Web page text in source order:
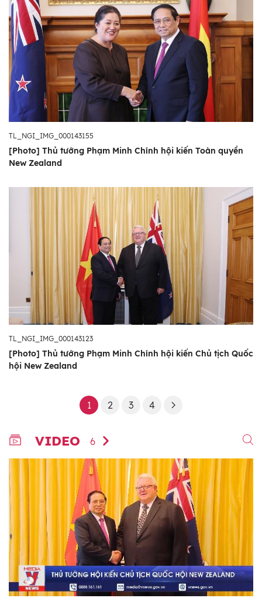
TL_NGI_IMG_000143155
[Photo] Thủ tướng Phạm Minh Chính hội kiến Toàn quyền
New Zealand
TL_NGI_IMG_000143123
[Photo] Thủ tướng Phạm Minh Chính hội kiến Chủ tịch Quốc
hội New Zealand
1 2 3 4
VIDEO 6